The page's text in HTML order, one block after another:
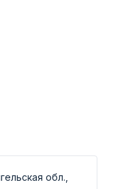
обл.,